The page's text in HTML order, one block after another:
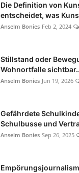
Die Definition von
entscheidet, was
Anselm Bonies Feb 2, 2024
Stillstand oder
Wohnortfalle
Anselm Bonies Jun 19, 2026
Gefährdete
Schulbusse und
Anselm Bonies Sep 26, 2025